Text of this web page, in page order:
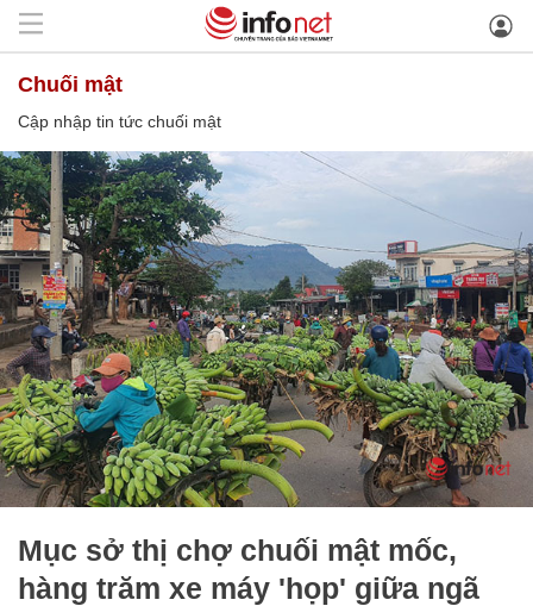
chuối mật
Cập nhập tin tức chuối mật
Mục sở thị chợ chuối mật mốc,
hàng trăm xe máy 'họp' giữa ngã